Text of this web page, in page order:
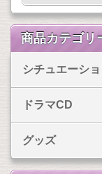
商品カテゴリ
シチュエーシ
ドラマCD
グッズ